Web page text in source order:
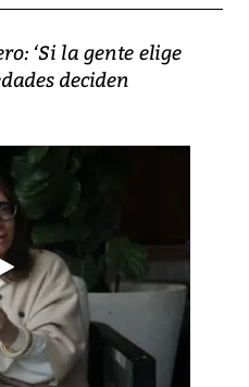
‘Si la gente elige
deciden